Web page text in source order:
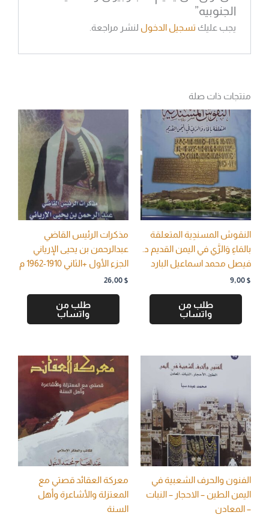
الجنوبيه”
يجب عليك تسجيل الدخول لنشر مراجعة.
منتجات ذات صلة
النقوش المسندِية المتعلقة
بالمَاءِ وَالرَّي في اليمن القديم د.
فيصل محمد اسماعيل البارد
9,00 $
طلب من
واتساب
مذكرات الرئيس القاضي
عبدالرحمن بن يحيى الإرياني
الجزء الأول +الثاني 1910-1962 م
26,00 $
طلب من
واتساب
الفنون والحرف الشعبية في
اليمن الطين – الاحجار – النبات
– المعادن
معركة العقائد قصتي مع
المعتزلة والأشاعرة وأهل
السنة